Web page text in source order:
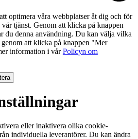
optimera våra webbplatser åt dig och för
tjänst. Genom att klicka på knappen
du denna användning. Du kan välja vilka
att klicka på knappen "Mer
information i vårPolicyn om
eller inaktivera olika cookie-
individuella leverantörer. Du kan ändra